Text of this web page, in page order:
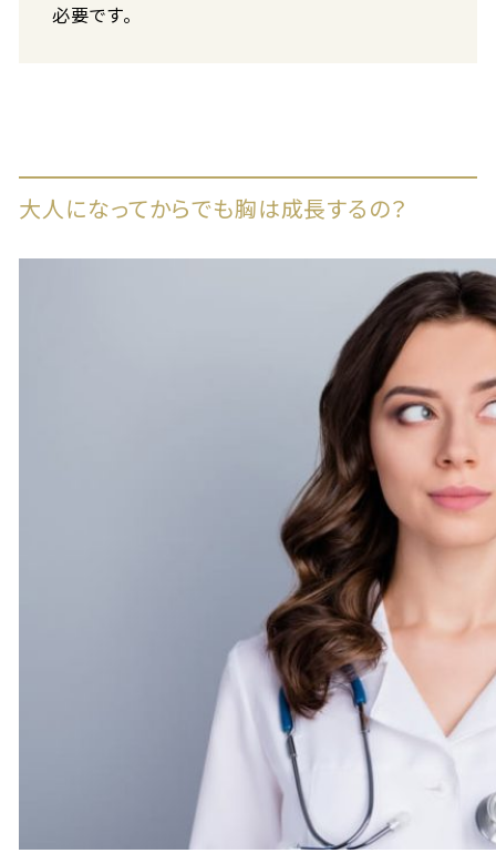
必要です。
大人になってからでも胸は成長するの？